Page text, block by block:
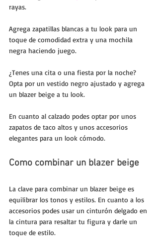
rayas.
Agrega zapatillas blancas a tu look para un
toque de comodidad extra y una mochila
negra haciendo juego.
¿Tenes una cita o una fiesta por la noche?
Opta por un vestido negro ajustado y agrega
un blazer beige a tu look.
En cuanto al calzado podes optar por unos
zapatos de taco altos y unos accesorios
elegantes para un look cómodo.
Como combinar un blazer beige
La clave para combinar un blazer beige es
equilibrar los tonos y estilos. En cuanto a los
accesorios podes usar un cinturón delgado en
la cintura para resaltar tu figura y darle un
toque de estilo.